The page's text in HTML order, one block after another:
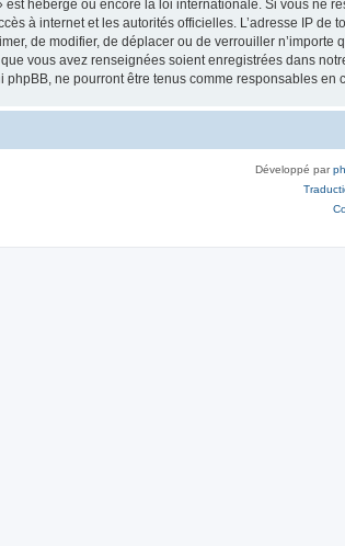
hébergé ou encore la loi internationale. Si vous ne
à internet et les autorités officielles. L’adresse IP
de modifier, de déplacer ou de verrouiller
vous avez renseignées soient enregistrées dans
ne pourront être tenus comme responsables
Développé par